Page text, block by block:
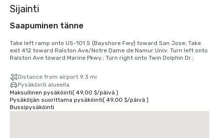
Sijainti
Saapuminen tänne
Take left ramp onto US-101 S (Bayshore Fwy) toward San Jose; Take
exit 412 toward Ralston Ave/Notre Dame de Namur Univ; Turn left onto
Ralston Ave toward Marine Pkwy.; Turn right onto Twin Dolphin Dr.;
Distance from airport 9.3 mi
Pysäköinti alueella
Maksullinen pysäköinti( 49,00 $/päivä )
Pysäköijän suorittama pysäköinti( 49,00 $/päivä )
Bussipysäköinti